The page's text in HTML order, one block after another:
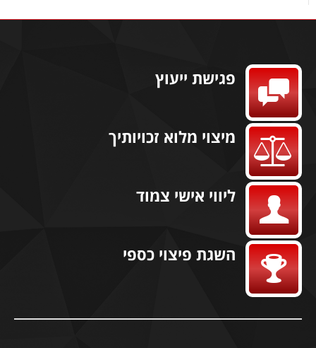
פגישת ייעוץ
מיצוי מלוא זכויותיך
ליווי אישי צמוד
השגת פיצוי כספי